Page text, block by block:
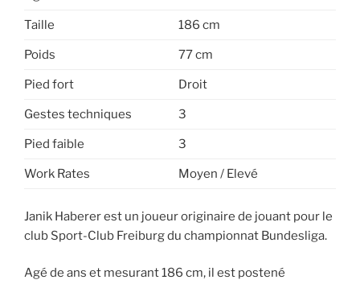
Taille 186 cm
Poids 77 cm
Pied fort Droit
Gestes techniques 3
Pied faible 3
Work Rates Moyen / Elevé
Janik Haberer est un joueur originaire de jouant pour le
club Sport-Club Freiburg du championnat Bundesliga.
Agé de ans et mesurant 186 cm, il est postené